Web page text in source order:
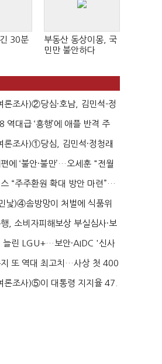
30분
부동산 동상이몽, 국
민만 불안하다
론조사)②당심·호남, 김민석-정
접전'...
역대급 ‘흥행’에 애플 반격 주
‘폴...
론조사)①당심, 김민석·정청래
'…대통령 ...
에 ‘불안·불만’…오세훈 "전월
기 더 ...
“주주환원 확대 방안 마련”…
성명...
낯)④솜방망이 처벌에 식품위
반 반복...
, 소비자피해보상 부실심사·보
공시 ...
늘린 LGU+…보안·AIDC '신사
이브'...
지 또 역대 최고치…사상 첫 400
에 '3% 성...
론조사)⑤이 대통령 지지율 47.